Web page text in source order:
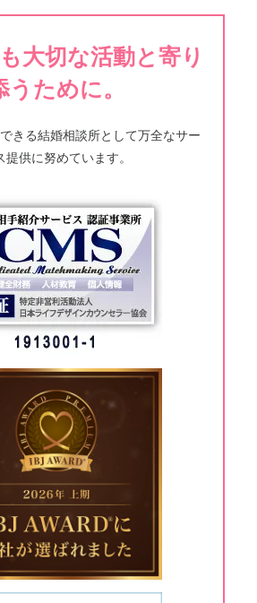
大切な活動と寄り
うために。
きる結婚相談所として万全なサー
提供に努めています。